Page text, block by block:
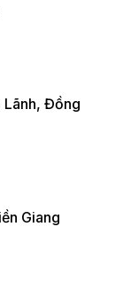
Lãnh, Đồng
Giang